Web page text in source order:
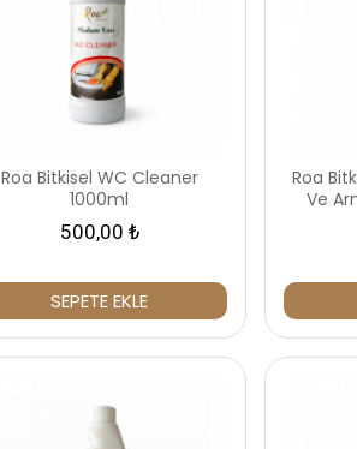
Roa Bitkisel WC Cleaner
1000ml
500,00 ₺
SEPETE EKLE
Roa
Ve